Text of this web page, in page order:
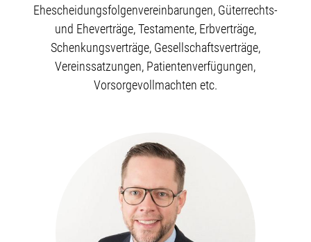
Ehescheidungsfolgenvereinbarungen, Güterrechts-
und Eheverträge, Testamente, Erbverträge,
Schenkungsverträge, Gesellschaftsverträge,
Vereinssatzungen, Patientenverfügungen,
Vorsorgevollmachten etc.